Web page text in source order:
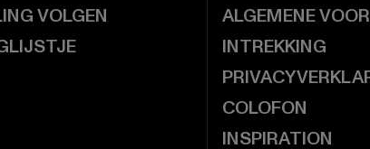
VOLGEN
ALGEMENE
INTREKKING
COLOFON
INSPIRATION